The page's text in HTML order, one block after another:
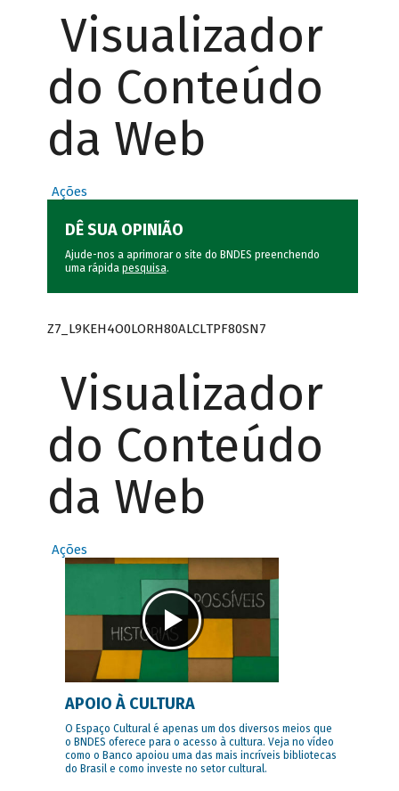
Visualizador
do Conteúdo
da Web
Ações
DÊ SUA OPINIÃO
Ajude-nos a aprimorar o site do BNDES preenchendo
uma rápida pesquisa.
Z7_L9KEH4O0LORH80ALCLTPF80SN7
Visualizador
do Conteúdo
da Web
Ações
APOIO À CULTURA
O Espaço Cultural é apenas um dos diversos meios que
o BNDES oferece para o acesso à cultura. Veja no vídeo
como o Banco apoiou uma das mais incríveis bibliotecas
do Brasil e como investe no setor cultural.